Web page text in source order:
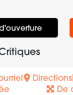
Directions
De